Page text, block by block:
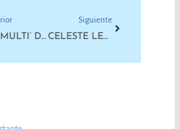
‘LA MULTI’ DEL SUDOESTE: LA SANA RESPUESTA DE UNA COMUNIDAD VIOLENTADA
Siguiente
CELESTE LEPRATTI: LLEVAREMOS TU DIGNIDAD COMO PRÁCTICA Y BANDERA